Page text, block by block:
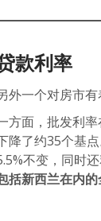
款利率
外一个对房市有
方面，批发利
降了约35个基
不变，同时
括新西兰在内的